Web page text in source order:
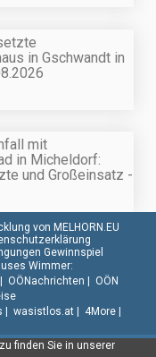
in Gschwandt in
mit
in Micheldorf:
und Großeinsatz -
finden Sie in unserer
von MELHORN.EU
Gewinnspiel
Wimmer:
OÖNachrichten
OÖN
wasistlos.at| 4More|